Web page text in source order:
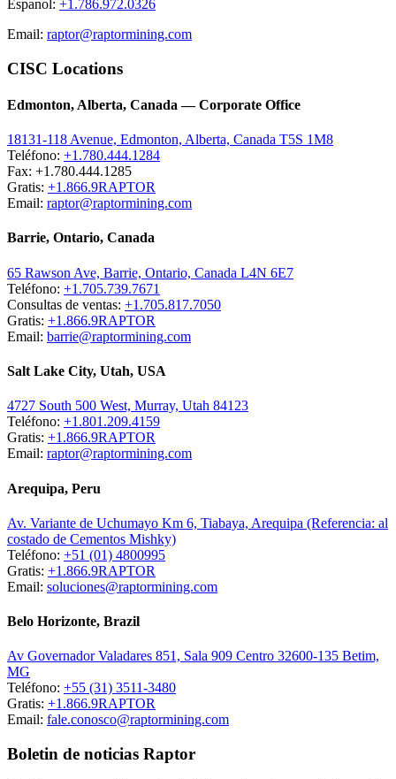
Espanol: +1.786.972.0326
Email: raptor@raptormining.com
CISC Locations
Edmonton, Alberta, Canada — Corporate Office
18131-118 Avenue, Edmonton, Alberta, Canada T5S 1M8
Teléfono: +1.780.444.1284
Fax: +1.780.444.1285
Gratis: +1.866.9RAPTOR
Email: raptor@raptormining.com
Barrie, Ontario, Canada
65 Rawson Ave, Barrie, Ontario, Canada L4N 6E7
Teléfono: +1.705.739.7671
Consultas de ventas: +1.705.817.7050
Gratis: +1.866.9RAPTOR
Email: barrie@raptormining.com
Salt Lake City, Utah, USA
4727 South 500 West, Murray, Utah 84123
Teléfono: +1.801.209.4159
Gratis: +1.866.9RAPTOR
Email: raptor@raptormining.com
Arequipa, Peru
Av. Variante de Uchumayo Km 6, Tiabaya, Arequipa (Referencia: al
costado de Cementos Mishky)
Teléfono: +51 (01) 4800995
Gratis: +1.866.9RAPTOR
Email: soluciones@raptormining.com
Belo Horizonte, Brazil
Av Governador Valadares 851, Sala 909 Centro 32600-135 Betim,
MG
Teléfono: +55 (31) 3511-3480
Gratis: +1.866.9RAPTOR
Email: fale.conosco@raptormining.com
Boletin de noticias Raptor